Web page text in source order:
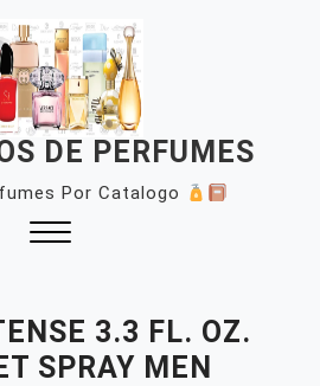
DE PERFUMES
Por Catalogo
3.3 FL. OZ.
SPRAY MEN